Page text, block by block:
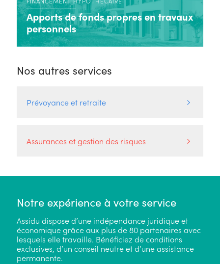
Apports de fonds propres en travaux
personnels
Nos autres services
Prévoyance et retraite
Assurances et gestion des risques
Notre expérience à votre service
Assidu dispose d’une indépendance juridique et
économique grâce aux plus de 80 partenaires avec
lesquels elle travaille. Bénéficiez de conditions
exclusives, d’un conseil neutre et d’une assistance
permanente.